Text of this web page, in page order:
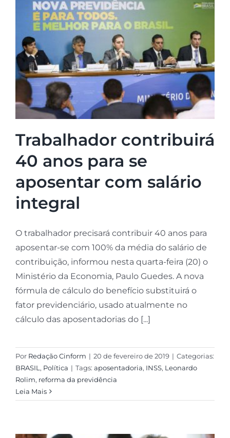
Trabalhador contribuirá
40 anos para se
aposentar com salário
integral
O trabalhador precisará contribuir 40 anos para
aposentar-se com 100% da média do salário de
contribuição, informou nesta quarta-feira (20) o
Ministério da Economia, Paulo Guedes. A nova
fórmula de cálculo do benefício substituirá o
fator previdenciário, usado atualmente no
cálculo das aposentadorias do [...]
Por Redação Cinform | 20 de fevereiro de 2019 | Categorias:
BRASIL, Política | Tags: aposentadoria, INSS, Leonardo
Rolim, reforma da previdência
Leia Mais